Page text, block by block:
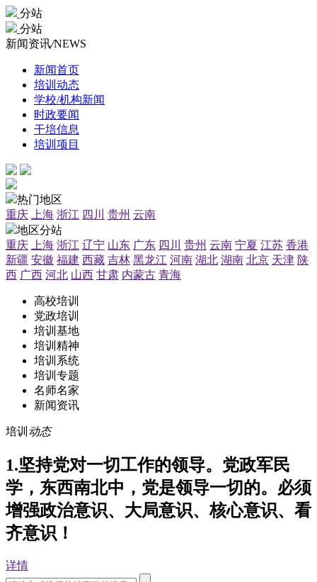
分站
分站
新闻资讯/NEWS
新闻首页
培训动态
学校/机构新闻
时政要闻
干培信息
培训项目
热门地区
重庆
上海 浙江 四川 贵州 云南
地区分站
重庆
上海 浙江 辽宁 山东 广东 四川 贵州 云南 宁夏 江苏 香港
新疆 安徽 福建 西藏 吉林 黑龙江 河南 湖北 湖南 北京 天津 陕
西 广西 河北 山西 甘肃 内蒙古 青海
高校培训
党政培训
培训基地
培训精神
培训系统
培训专题
名师名家
新闻资讯
培训 动态
1.坚持党对一切工作的领导。党政军民
学，东西南北中，党是领导一切的。必须
增强政治意识、大局意识、核心意识、看
齐意识！
详情